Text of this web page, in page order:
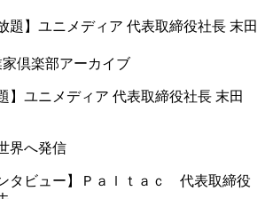
倶楽部アーカイブ
】ユニメディア 代表取締役社長 末田
界へ発信